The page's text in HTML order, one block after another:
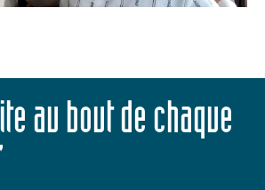
au bout de chaque